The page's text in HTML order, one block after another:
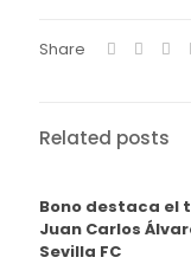
Share
Related posts
Bono destaca el
Juan Carlos
Sevilla FC